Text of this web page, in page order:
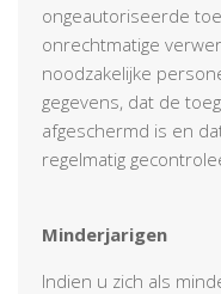
ongeautoriseerde
onrechtmatige
noodzakelijke
gegevens, dat de
afgeschermd is en
regelmatig
Minderjarigen
Indien u zich als